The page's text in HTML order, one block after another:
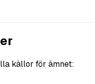
källor för ämnet: